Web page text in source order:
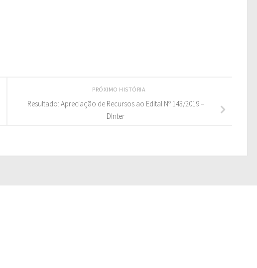
PRÓXIMO HISTÓRIA
Resultado: Apreciação de Recursos ao Edital Nº 143/2019 –
DInter